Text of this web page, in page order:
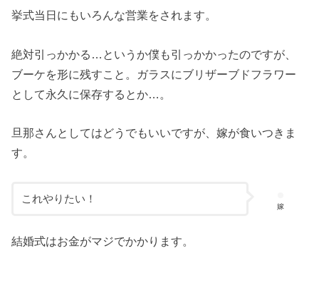
挙式当日にもいろんな営業をされます。
絶対引っかかる…というか僕も引っかかったのですが、
ブーケを形に残すこと。ガラスにブリザーブドフラワー
として永久に保存するとか…。
旦那さんとしてはどうでもいいですが、嫁が食いつきま
す。
嫁
これやりたい！
結婚式はお金がマジでかかります。